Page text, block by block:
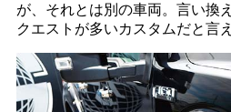
が、それとは別の車両。言い換
クエストが多いカスタムだと言